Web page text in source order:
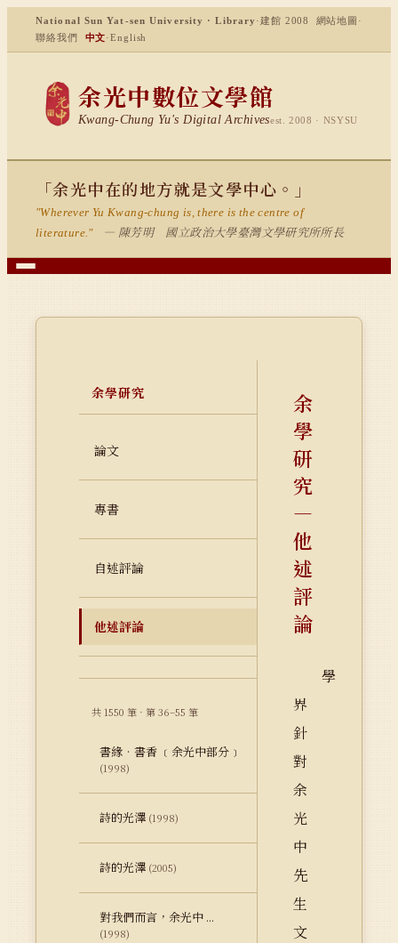
National Sun Yat-sen University · Library ·建館 2008 網站地圖 ·
聯絡我們
中文·English
余光中數位文學館
Kwang-Chung Yu's Digital Archivesest. 2008 · NSYSU
「余光中在的地方就是文學中心。」
"Wherever Yu Kwang-chung is, there is the centre of
literature."
— 陳芳明 國立政治大學臺灣文學研究所所長
余學研究
論文
專書
自述評論
他述評論
共 1550 筆 · 第 36–55 筆
書緣‧書香 ﹝余光中部分﹞
(1998)
詩的光澤 (1998)
詩的光澤 (2005)
對我們而言，余光中 ...
(1998)
余
學
研
究
—
他
述
評
論
學
界
針
對
余
光
中
先
生
文